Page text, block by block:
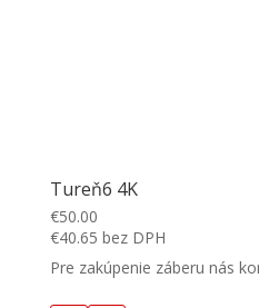
Tureň6 4K
€50.00
€40.65 bez DPH
Pre zakúpenie záberu nás